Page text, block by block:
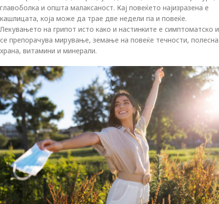
главоболка и општа малаксаност. Кај повеќето најизразена е
кашлицата, која може да трае две недели па и повеќе.
Лекувањето на грипот исто како и настинките е симптоматско и
се препорачува мирување, земање на повеќе течности, полесна
храна, витамини и минерали.